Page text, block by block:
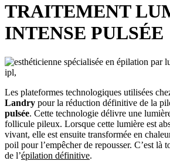
TRAITEMENT
INTENSE PULSÉE
Les plateformes technologiques utilisées
Landry pour la réduction définitive de la
pulsée. Cette technologie délivre une
follicule pileux. Lorsque cette lumière est
vivant, elle est ensuite transformée en
poil pour l’empêcher de repousser. C’est là
de l’épilation définitive.